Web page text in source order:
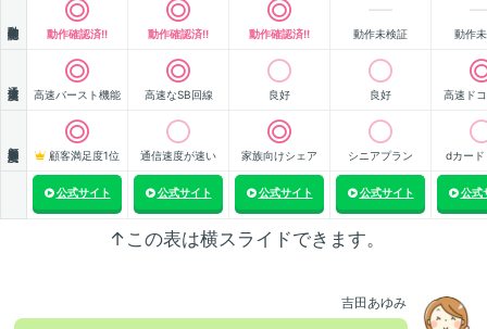
動作確認済!! 動作確認済!! 動作確認済!! 動作未検証 動作
高速バースト機能 高速なSB回線 良好 良好 高速ド
顧客満足度1位 通信速度が速い 家族向けシェア シニアプラン dカード
公式サイト 公式サイト 公式サイト 公式サイト 公式
↑この表は横スライドできます。
吉田あゆみ